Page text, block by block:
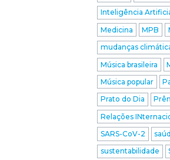
Inteligência
Medicina
MPB
mudanças
Música brasileira
Música popular
Prato do Dia
Relações
SARS-CoV-2
sustentabilidade